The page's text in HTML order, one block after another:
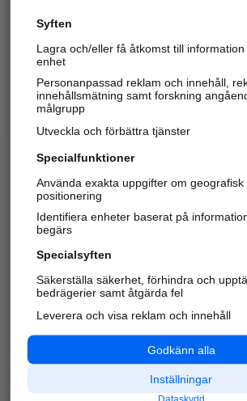
Hitta.se - Gratis nummerupplysning.
Sök företag, personer och platser.
Hitta telefonnummer, adresser,
Marknadsför
Kom igång och
Alla kategorier
Populära
API & Kartor
Annonsera
Integritet
Syften
Lagra och/eller få åtkomst till information
enhet
Personanpassad reklam och innehåll,
innehållsmätning samt forskning
målgrupp
Utveckla och förbättra tjänster
Specialfunktioner
Använda exakta uppgifter om geografisk
positionering
Identifiera enheter baserat på
begärs
Specialsyften
Säkerställa säkerhet, förhindra och
bedrägerier samt åtgärda fel
Leverera och visa reklam och innehåll
Godkänn alla
Inställningar
Dataskydd